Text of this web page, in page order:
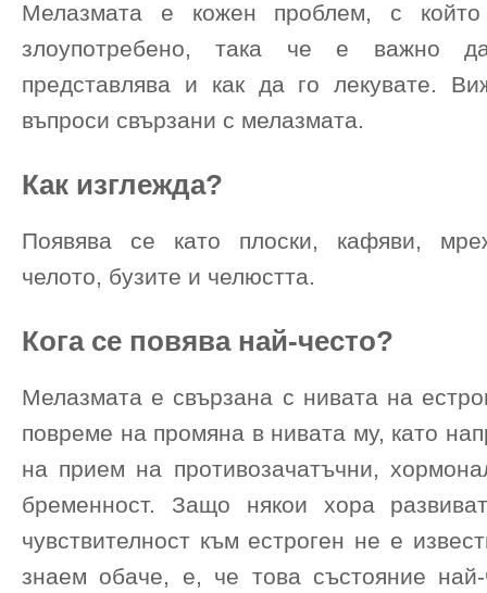
Мелазмата е кожен проблем, с
злоупотребено, така че е важно
представлява и как да го лекувате.
въпроси свързани с мелазмата.
Как изглежда?
Появява се като плоски, кафяви,
челото, бузите и челюстта.
Кога се повява най-често?
Мелазмата е свързана с нивата на
повреме на промяна в нивата му, като
на прием на противозачатъчни,
бременност. Защо някои хора
чувствителност към естроген не е
знаем обаче, е, че това състояние